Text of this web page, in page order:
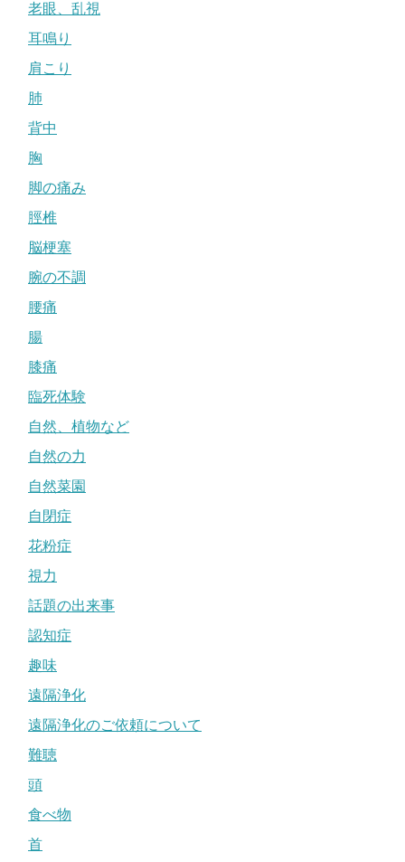
老眼、乱視
耳鳴り
肩こり
肺
背中
胸
脚の痛み
脛椎
脳梗塞
腕の不調
腰痛
腸
膝痛
臨死体験
自然、植物など
自然の力
自然菜園
自閉症
花粉症
視力
話題の出来事
認知症
趣味
遠隔浄化
遠隔浄化のご依頼について
難聴
頭
食べ物
首